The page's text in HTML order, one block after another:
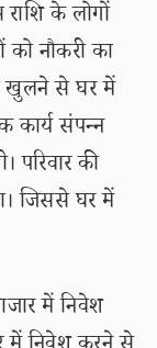
के लोगों
को नौकरी का
खुलने से घर में
कार्य संपन्न
परिवार की
जिससे घर में
में निवेश